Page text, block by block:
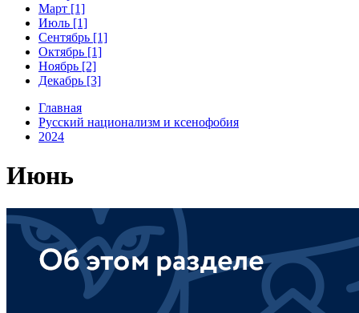
Март [1]
Июль [1]
Сентябрь [1]
Октябрь [1]
Ноябрь [2]
Декабрь [3]
Главная
Русский национализм и ксенофобия
2024
Июнь